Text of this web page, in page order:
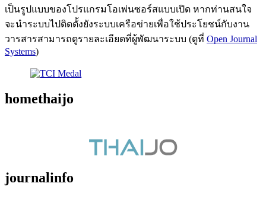
เป็นรูปแบบของโปรแกรมโอเพ่นซอร์สแบบเปิด หากท่านสนใจ
จะนำระบบไปติดตั้งยังระบบเครือข่ายเพื่อใช้ประโยชน์กับงาน
วารสารสามารถดูรายละเอียดที่ผู้พัฒนาระบบ (ดูที่ Open Journal
Systems)
homethaijo
journalinfo